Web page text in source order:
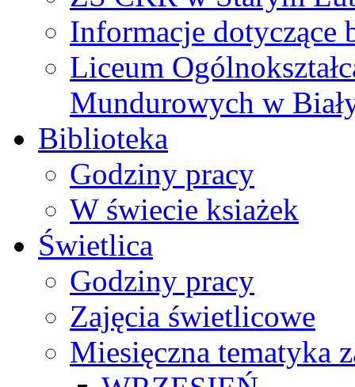
Informacje dotyczące
Liceum
Mundurowych w
Biblioteka
Godziny pracy
W świecie ksiażek
Świetlica
Godziny pracy
Zajęcia świetlicowe
Miesięczna tematyka